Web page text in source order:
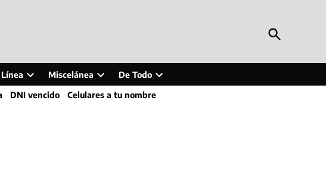
Open
Search
Open
dropdown
Miscelánea
Open
dropdown
De Todo
Open
DNI vencido Celulares a tu nombre